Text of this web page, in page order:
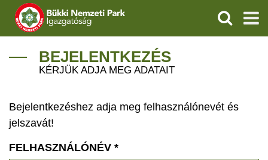
IGAZGATÓSÁG
VÍZVÉDELEM
ÖKOTURIZMUS
KERESÉS
BEJELENTKEZÉS
KÉRJÜK ADJA MEG ADATAIT
Bejelentkezéshez adja meg felhasználónevét és
jelszavát!
FELHASZNÁLÓNÉV *